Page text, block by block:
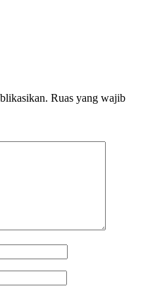
Ruas yang wajib